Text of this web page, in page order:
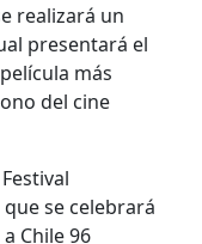
realizará un
presentará el
más
del cine
que se celebrará
Chile 96